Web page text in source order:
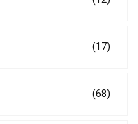
(17)
(68)